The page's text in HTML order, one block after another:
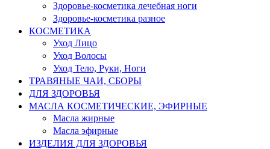
Здоровье-косметика лечебная ноги
Здоровье-косметика разное
КОСМЕТИКА
Уход Лицо
Уход Волосы
Уход Тело, Руки, Ноги
ТРАВЯНЫЕ ЧАИ, СБОРЫ
ДЛЯ ЗДОРОВЬЯ
МАСЛА КОСМЕТИЧЕСКИЕ, ЭФИРНЫЕ
Масла жирные
Масла эфирные
ИЗДЕЛИЯ ДЛЯ ЗДОРОВЬЯ